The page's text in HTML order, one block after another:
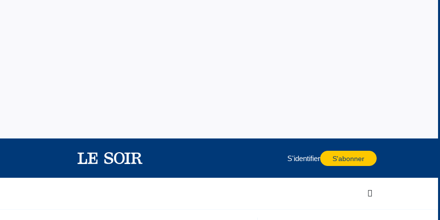
S'identifier S'abonner